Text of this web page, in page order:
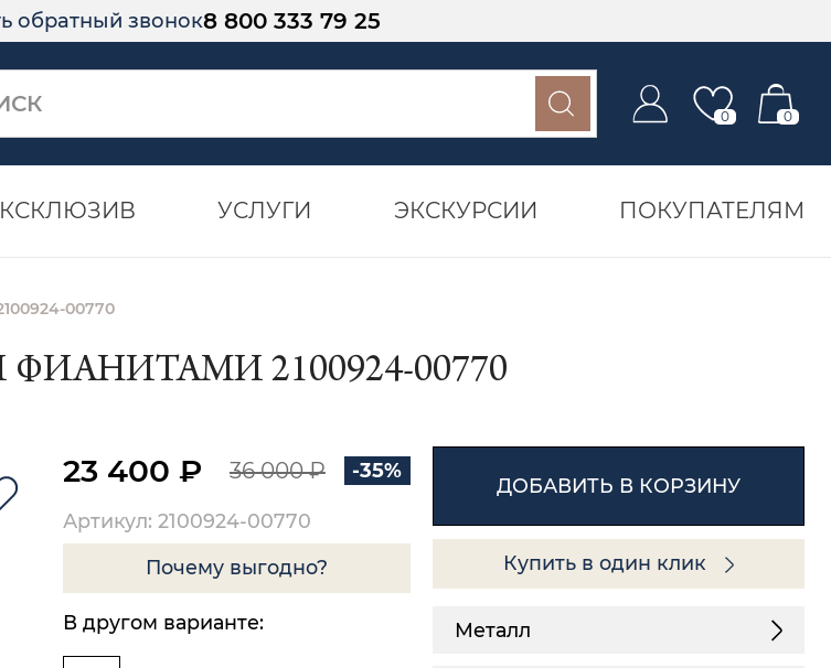
обратный звонок8 800 333 79 25
0 0
УСЛУГИ ЭКСКУРСИИ ПОКУПАТЕЛЯМ
00770
2100924-00770
23 400 ₽ 36 000 ₽ -35%
Артикул: 2100924-00770
Почему выгодно?
В другом варианте:
ДОБАВИТЬ В КОРЗИНУ
Купить в один клик
Металл